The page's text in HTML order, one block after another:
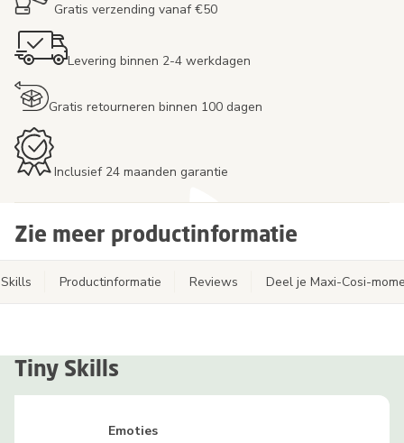
Gratis verzending vanaf €50
Levering binnen 2-4 werkdagen
Gratis retourneren binnen 100 dagen
Inclusief 24 maanden garantie
Zie meer productinformatie
Productinformatie Reviews Deel je Maxi-Cosi-
Tiny Skills
Emoties